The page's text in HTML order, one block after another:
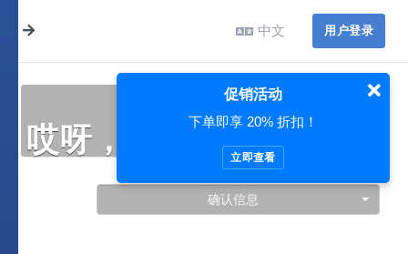
中文 用户登录
哎呀，此处出现了问题…
确认信息
促销活动
下单即享 20% 折扣！
立即查看